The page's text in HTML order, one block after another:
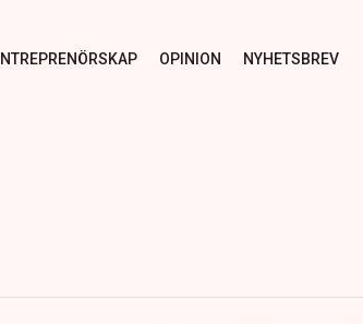
OPINION NYHETSBREV